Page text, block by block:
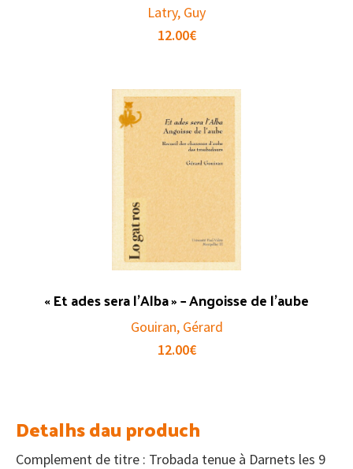
Latry, Guy
12.00€
« Et ades sera l’Alba » – Angoisse de l’aube
Gouiran, Gérard
12.00€
Detalhs dau produch
Complement de titre : Trobada tenue à Darnets les 9